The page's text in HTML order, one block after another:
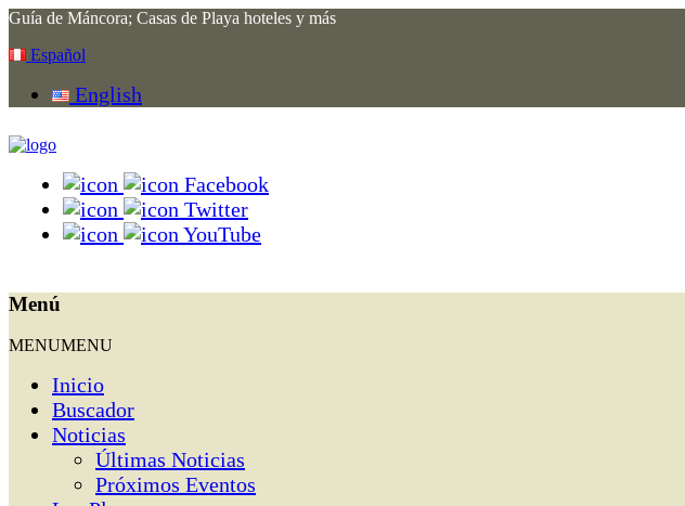
Guía de Máncora; Casas de Playa hoteles y más
Español
English
Facebook
Twitter
YouTube
Menú
MENUMENU
Inicio
Buscador
Noticias
Últimas Noticias
Próximos Eventos